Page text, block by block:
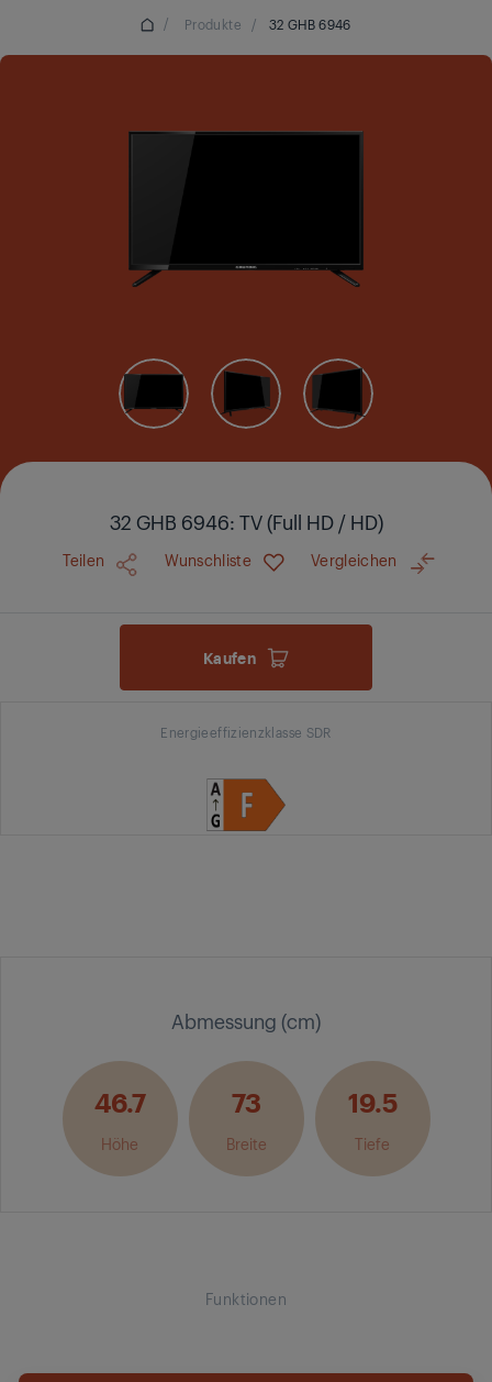
/ Produkte / 32 GHB 6946
32 GHB 6946: TV (Full HD / HD)
Teilen Wunschliste Vergleichen
Kaufen
Energieeffizienzklasse SDR
Abmessung (cm)
46.7
Höhe
73
Breite
19.5
Tiefe
Funktionen